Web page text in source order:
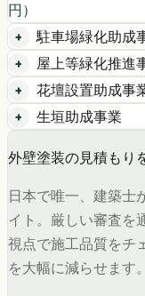
円）
駐車場緑化助成
屋上等緑化推進
花壇設置助成事
生垣助成事業
外壁塗装の見積もり
日本で唯一、建築士
イト。厳しい審査を
視点で施工品質をチ
を大幅に減らせます。